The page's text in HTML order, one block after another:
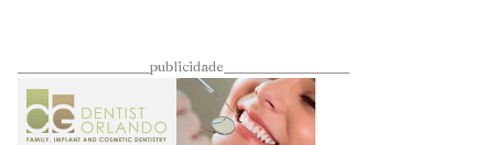
____________________publicidade___________________